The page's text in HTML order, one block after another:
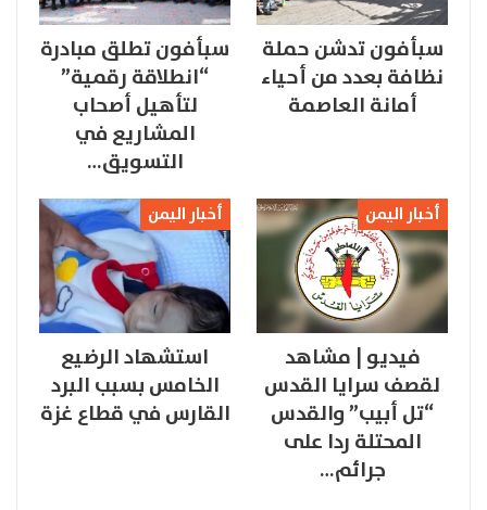
سبأفون تدشن حملة
نظافة بعدد من أحياء
أمانة العاصمة
سبأفون تطلق مبادرة
“انطلاقة رقمية”
لتأهيل أصحاب
المشاريع في
التسويق…
أخبار اليمن
فيديو | مشاهد
لقصف سرايا القدس
“تل أبيب” والقدس
المحتلة ردا على
جرائم…
أخبار اليمن
استشهاد الرضيع
الخامس بسبب البرد
القارس في قطاع غزة